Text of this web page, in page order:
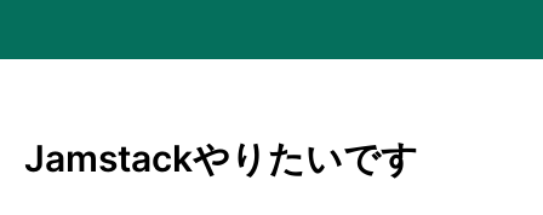
Jamstackやりたいです